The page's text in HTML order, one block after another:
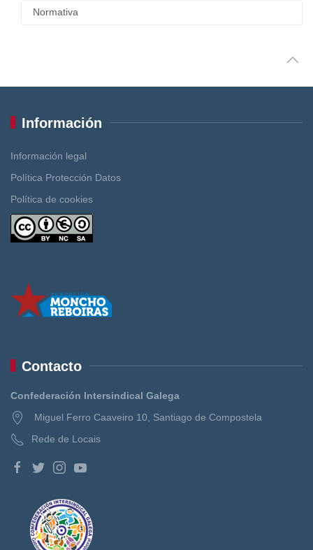
Normativa
Información
Información legal
Política Protección Datos
Política de cookies
Contacto
Confederación Intersindical Galega
Miguel Ferro Caaveiro 10, Santiago de Compostela
Rede de Locais